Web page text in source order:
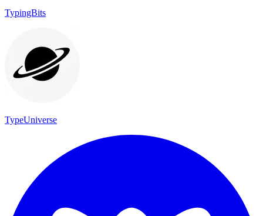
TypingBits
TypeUniverse